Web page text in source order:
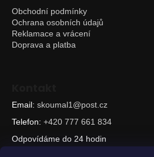
Obchodní podmínky
Ochrana osobních údajů
Reklamace a vrácení
Doprava a platba
Email: skoumal1@post.cz
Telefon: +420 777 661 834
Odpovídáme do 24 hodin